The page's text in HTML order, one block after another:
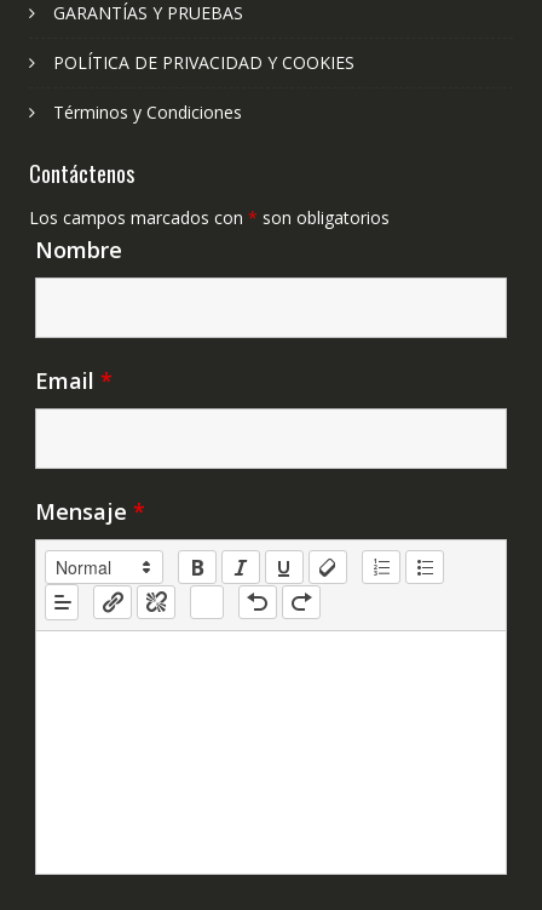
GARANTÍAS Y PRUEBAS
POLÍTICA DE PRIVACIDAD Y COOKIES
Términos y Condiciones
Contáctenos
Los campos marcados con * son obligatorios
Nombre
Email *
Mensaje *